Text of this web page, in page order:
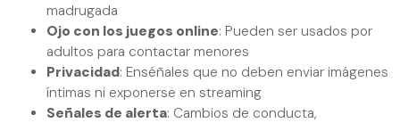
madrugada
Ojo con los juegos online: Pueden ser usados por
adultos para contactar menores
Privacidad: Enséñales que no deben enviar imágenes
íntimas ni exponerse en streaming
Señales de alerta: Cambios de conducta,